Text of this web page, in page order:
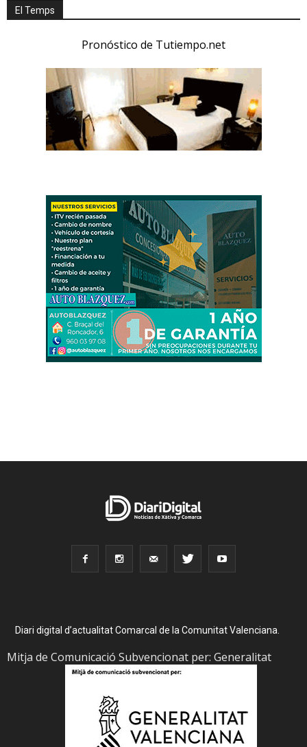
El Temps
Pronóstico de Tutiempo.net
Diari digital d’actualitat Comarcal de la Comunitat Valenciana.
Mitja de Comunicació Subvencionat per: Generalitat